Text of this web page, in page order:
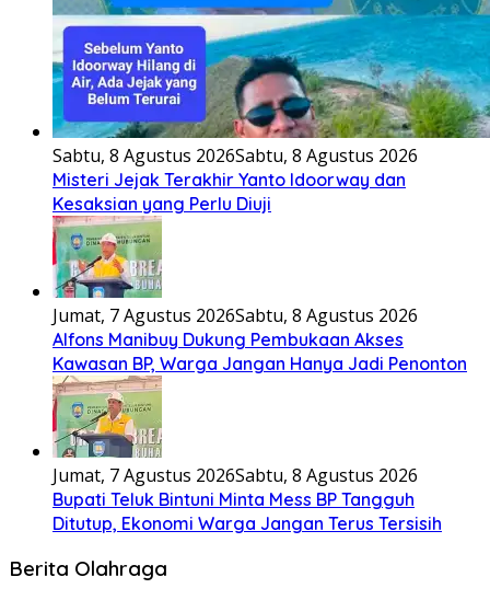
Sabtu, 8 Agustus 2026Sabtu, 8 Agustus 2026
Misteri Jejak Terakhir Yanto Idoorway dan
Kesaksian yang Perlu Diuji
Jumat, 7 Agustus 2026Sabtu, 8 Agustus 2026
Alfons Manibuy Dukung Pembukaan Akses
Kawasan BP, Warga Jangan Hanya Jadi Penonton
Jumat, 7 Agustus 2026Sabtu, 8 Agustus 2026
Bupati Teluk Bintuni Minta Mess BP Tangguh
Ditutup, Ekonomi Warga Jangan Terus Tersisih
Berita Olahraga